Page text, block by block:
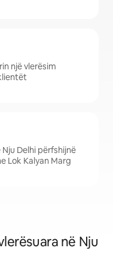
një vlerësim
Delhi përfshijnë
Lok Kalyan Marg
në Nju